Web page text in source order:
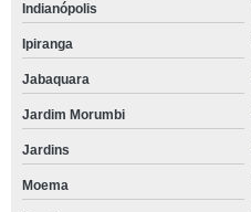
Indianópolis
Ipiranga
Jabaquara
Jardim Morumbi
Jardins
Moema